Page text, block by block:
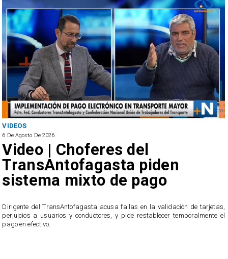
VIDEOS
6 De Agosto De 2026
Video | Choferes del
TransAntofagasta piden
sistema mixto de pago
​Dirigente del TransAntofagasta acusa fallas en la validación de tarjetas,
perjuicios a usuarios y conductores, y pide restablecer temporalmente el
pago en efectivo.